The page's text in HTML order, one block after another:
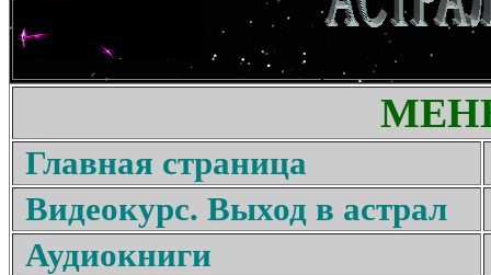
Главная страница
Видеокурс. Выход в астрал
Аудиокниги